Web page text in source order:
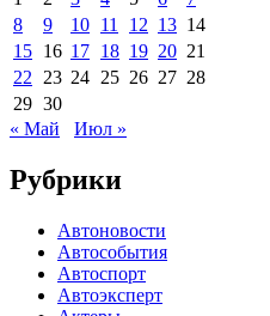
8
9 10 11 12 13 14
15 16 17 18 19 20 21
22 23 24 25 26 27 28
29 30
« Май
Июл »
Рубрики
Автоновости
Автособытия
Автоспорт
Автоэксперт